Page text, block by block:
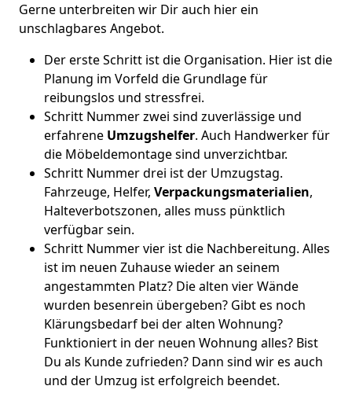
Gerne unterbreiten wir Dir auch hier ein
unschlagbares Angebot.
Der erste Schritt ist die Organisation. Hier ist die
Planung im Vorfeld die Grundlage für
reibungslos und stressfrei.
Schritt Nummer zwei sind zuverlässige und
erfahrene Umzugshelfer. Auch Handwerker für
die Möbeldemontage sind unverzichtbar.
Schritt Nummer drei ist der Umzugstag.
Fahrzeuge, Helfer, Verpackungsmaterialien,
Halteverbotszonen, alles muss pünktlich
verfügbar sein.
Schritt Nummer vier ist die Nachbereitung. Alles
ist im neuen Zuhause wieder an seinem
angestammten Platz? Die alten vier Wände
wurden besenrein übergeben? Gibt es noch
Klärungsbedarf bei der alten Wohnung?
Funktioniert in der neuen Wohnung alles? Bist
Du als Kunde zufrieden? Dann sind wir es auch
und der Umzug ist erfolgreich beendet.